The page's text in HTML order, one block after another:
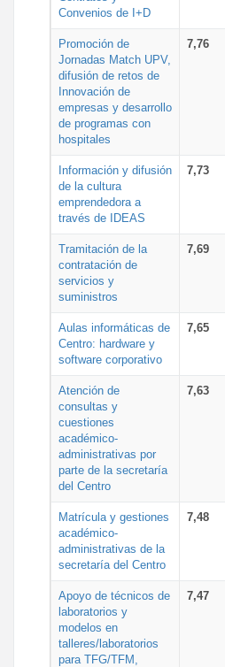
Convenios de I+D
Promoción de
Jornadas Match UPV,
difusión de retos de
Innovación de
empresas y desarrollo
de programas con
hospitales
7,76
Información y difusión
de la cultura
emprendedora a
través de IDEAS
7,73
Tramitación de la
contratación de
servicios y
suministros
7,69
Aulas informáticas de
Centro: hardware y
software corporativo
7,65
Atención de
consultas y
cuestiones
académico-
administrativas por
parte de la secretaría
del Centro
7,63
Matrícula y gestiones
académico-
administrativas de la
secretaría del Centro
7,48
Apoyo de técnicos de
laboratorios y
modelos en
talleres/laboratorios
para TFG/TFM,
7,47